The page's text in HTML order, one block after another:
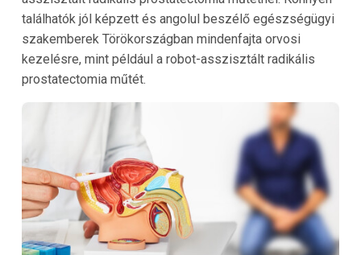
találhatók jól képzett és angolul beszélő egészségügyi
szakemberek Törökországban mindenfajta orvosi
kezelésre, mint például a robot-asszisztált radikális
prostatectomia műtét.